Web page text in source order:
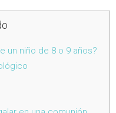
un niño de 8 o 9 años?